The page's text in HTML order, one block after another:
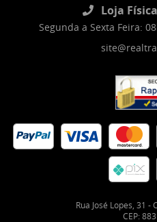
Loja
Segunda a Sexta Feira:
Rua José Lopes, 31 -
CEP: